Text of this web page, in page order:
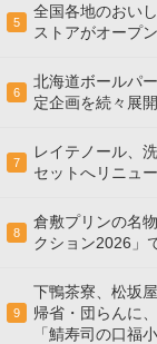
5
全国各地のおい
ストアがオープン
6
北海道ボールパ
定企画を続々展開
7
レイテノール、
セットへリニュ
8
倉敷プリンの名
クション2026」
9
下鴨茶寮、松坂
帰省・団らんに
「鯖寿司の口福